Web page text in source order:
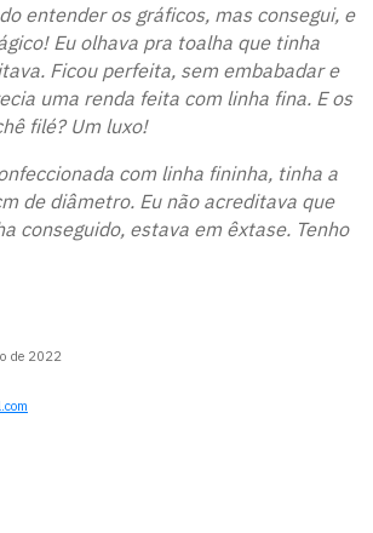
entender os gráficos, mas consegui, e
Eu olhava pra toalha que tinha
Ficou perfeita, sem embabadar e
uma renda feita com linha fina. E os
filé? Um luxo!
com linha fininha, tinha a
de diâmetro. Eu não acreditava que
conseguido, estava em êxtase. Tenho
de 2022